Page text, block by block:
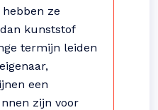
ze
kunststof
termijn leiden
een
zijn voor